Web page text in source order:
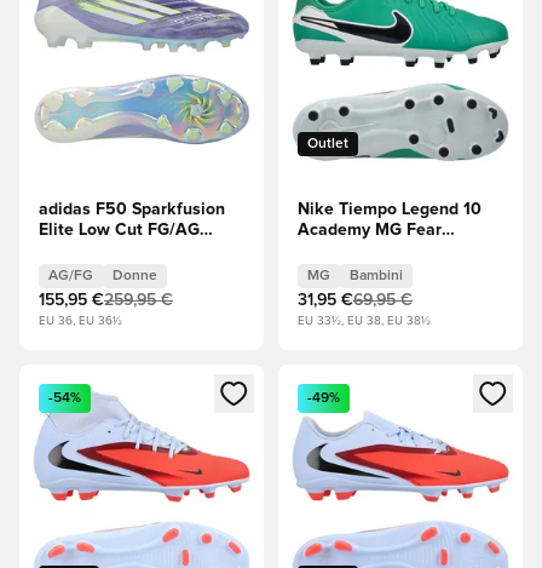
adidas F50 Sparkfusion
Elite Low Cut FG/AG
viola/Lucid Lemon
(Giallo)/Purple Rush
(Viola) Donna
AG/FG Donne
155,95 €259,95 €
EU 36, EU 36½
Outlet
Nike Tiempo Legend 10
Academy MG Fear
(Verde)/Dark Obsidian
(Nero) Bambini
MG Bambini
31,95 €69,95 €
EU 33½, EU 38, EU 38½
Apre una finestra modale per accedere o registrarsi come
-54%
Apre una finestra modale
-49%